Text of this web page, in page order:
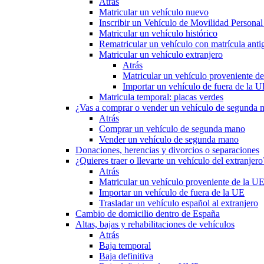
Matricular un vehículo nuevo
Inscribir un Vehículo de Movilidad
Matricular un vehículo histórico
Rematricular un vehículo con matrícula
Matricular un vehículo extranjero
Atrás
Matricular un vehículo proveniente
Importar un vehículo de fuera de la
Matricula temporal: placas verdes
¿Vas a comprar o vender un vehículo de segunda
Atrás
Comprar un vehículo de segunda mano
Vender un vehículo de segunda mano
Donaciones, herencias y divorcios o separaciones
¿Quieres traer o llevarte un vehículo del
Atrás
Matricular un vehículo proveniente de la UE
Importar un vehículo de fuera de la UE
Trasladar un vehículo español al extranjero
Cambio de domicilio dentro de España
Altas, bajas y rehabilitaciones de vehículos
Atrás
Baja temporal
Baja definitiva